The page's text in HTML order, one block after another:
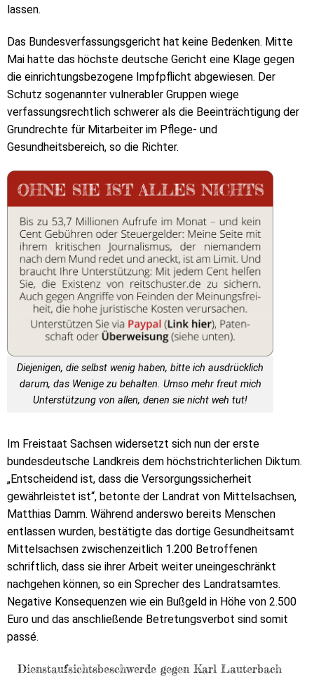
lassen.
Das Bundesverfassungsgericht hat keine Bedenken. Mitte
Mai hatte das höchste deutsche Gericht eine Klage gegen
die einrichtungsbezogene Impfpflicht abgewiesen. Der
Schutz sogenannter vulnerabler Gruppen wiege
verfassungsrechtlich schwerer als die Beeinträchtigung der
Grundrechte für Mitarbeiter im Pflege- und
Gesundheitsbereich, so die Richter.
Diejenigen, die selbst wenig haben, bitte ich ausdrücklich
darum, das Wenige zu behalten. Umso mehr freut mich
Unterstützung von allen, denen sie nicht weh tut!
Im Freistaat Sachsen widersetzt sich nun der erste
bundesdeutsche Landkreis dem höchstrichterlichen Diktum.
„Entscheidend ist, dass die Versorgungssicherheit
gewährleistet ist“, betonte der Landrat von Mittelsachsen,
Matthias Damm. Während anderswo bereits Menschen
entlassen wurden, bestätigte das dortige Gesundheitsamt
Mittelsachsen zwischenzeitlich 1.200 Betroffenen
schriftlich, dass sie ihrer Arbeit weiter uneingeschränkt
nachgehen können, so ein Sprecher des Landratsamtes.
Negative Konsequenzen wie ein Bußgeld in Höhe von 2.500
Euro und das anschließende Betretungsverbot sind somit
passé.
Dienstaufsichtsbeschwerde gegen Karl Lauterbach